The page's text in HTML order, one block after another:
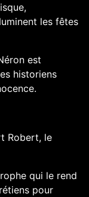
les fêtes
est
historiens
Robert, le
qui le rend
pour